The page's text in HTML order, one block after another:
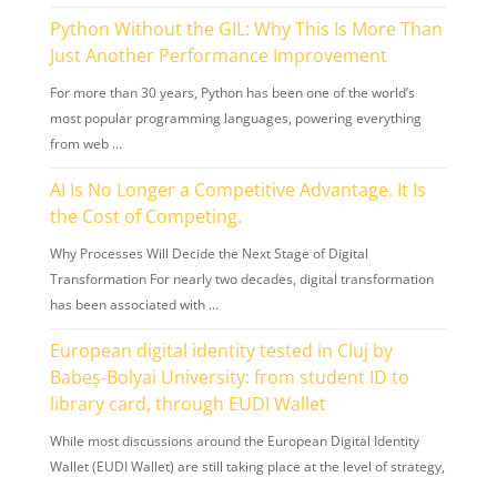
Python Without the GIL: Why This Is More Than
Just Another Performance Improvement
For more than 30 years, Python has been one of the world’s
most popular programming languages, powering everything
from web …
AI Is No Longer a Competitive Advantage. It Is
the Cost of Competing.
Why Processes Will Decide the Next Stage of Digital
Transformation For nearly two decades, digital transformation
has been associated with …
European digital identity tested in Cluj by
Babeș-Bolyai University: from student ID to
library card, through EUDI Wallet
While most discussions around the European Digital Identity
Wallet (EUDI Wallet) are still taking place at the level of strategy,